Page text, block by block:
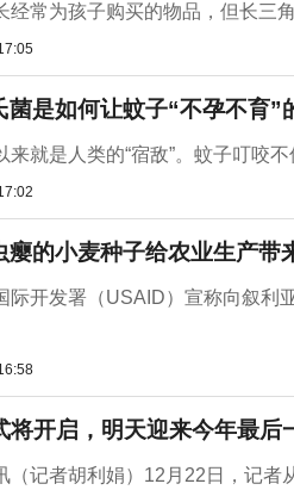
经常为孩子购买的物品，但长三
菌是如何让蚊子“不孕不育”
来就是人类的“宿敌”。蚊子叮咬
瘿的小麦种子给农业生产带
际开发署（USAID）宣称向叙利
将开启，明天迎来今年最后
（记者胡利娟）12月22日，记